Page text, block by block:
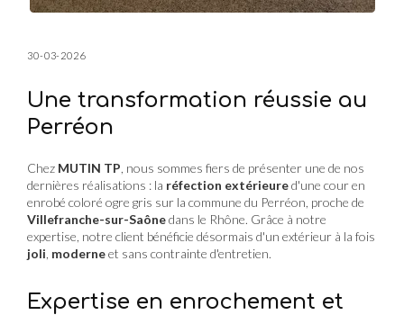
30-03-2026
Une transformation réussie au
Perréon
Chez MUTIN TP , nous sommes fiers de présenter une de nos
dernières réalisations : la réfection extérieured'une cour en
enrobé coloré ogre gris sur la commune du Perréon, proche de
Villefranche-sur-Saônedans le Rhône. Grâce à notre
expertise, notre client bénéficie désormais d'un extérieur à la fois
joli moderneet sans contrainte d'entretien.
Expertise en enrochement et